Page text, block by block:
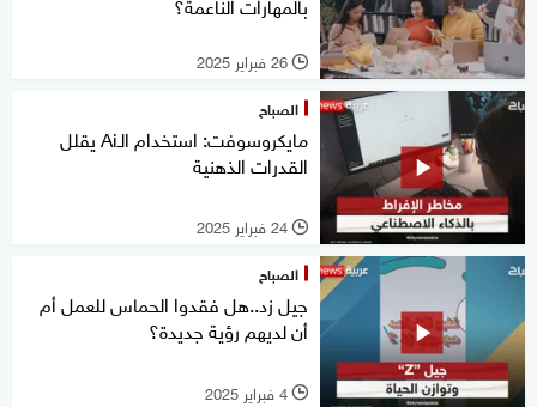
l 26 فبراير 2025
الصباح
مايكروسوفت: استخدام الـAi يقلل
القدرات الذهنية
l 24 فبراير 2025
الصباح
جيل زد..هل فقدوا الحماس للعمل أم
أن لديهم رؤية جديدة؟
l 4 فبراير 2025